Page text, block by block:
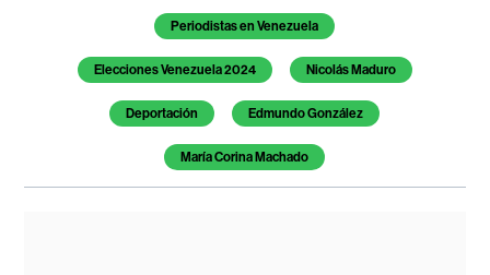
Periodistas en Venezuela
Elecciones Venezuela 2024 Nicolás Maduro
Deportación Edmundo González
María Corina Machado